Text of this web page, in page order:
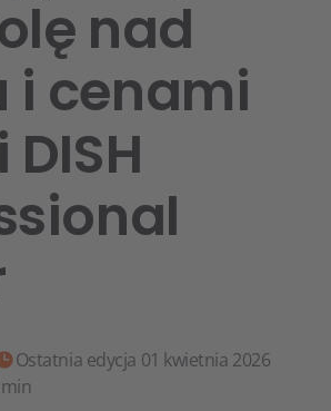
nad
i cenami
Ostatnia edycja 01 kwietnia 2026